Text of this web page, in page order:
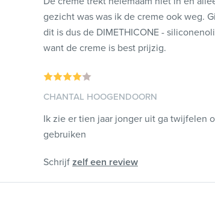
gezicht was was ik de creme ook weg.
dit is dus de DIMETHICONE -
want de creme is best prijzig.
CHANTAL HOOGENDOORN
Ik zie er tien jaar jonger uit ga twijfelen
gebruiken
Schrijfzelf een review